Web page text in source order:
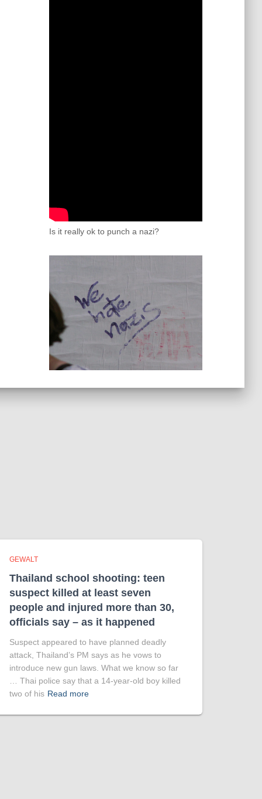
Is it really ok to punch a nazi?
GEWALT
Thailand school shooting: teen
suspect killed at least seven
people and injured more than 30,
officials say – as it happened
Suspect appeared to have planned deadly
attack, Thailand’s PM says as he vows to
introduce new gun laws. What we know so far
… Thai police say that a 14-year-old boy killed
two of his Read more